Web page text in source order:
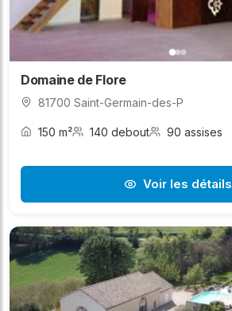
Domaine de Flore
81700 Saint-Germain-des-P
150 m² 140 debout 90 assises
Voir les détails